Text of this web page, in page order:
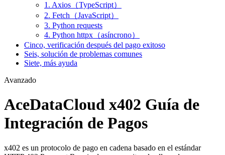
1. Axios（TypeScript）
2. Fetch（JavaScript）
3. Python requests
4. Python httpx（asíncrono）
Cinco, verificación después del pago exitoso
Seis, solución de problemas comunes
Siete, más ayuda
Avanzado
AceDataCloud x402 Guía de
Integración de Pagos
x402 es un protocolo de pago en cadena basado en el estándar